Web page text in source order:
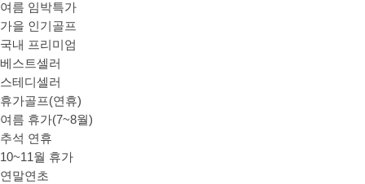
여름 임박특가
가을 인기골프
국내 프리미엄
베스트셀러
스테디셀러
휴가골프(연휴)
여름 휴가(7~8월)
추석 연휴
10~11월 휴가
연말연초